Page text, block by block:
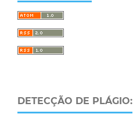
DETECÇÃO DE PLÁGIO: